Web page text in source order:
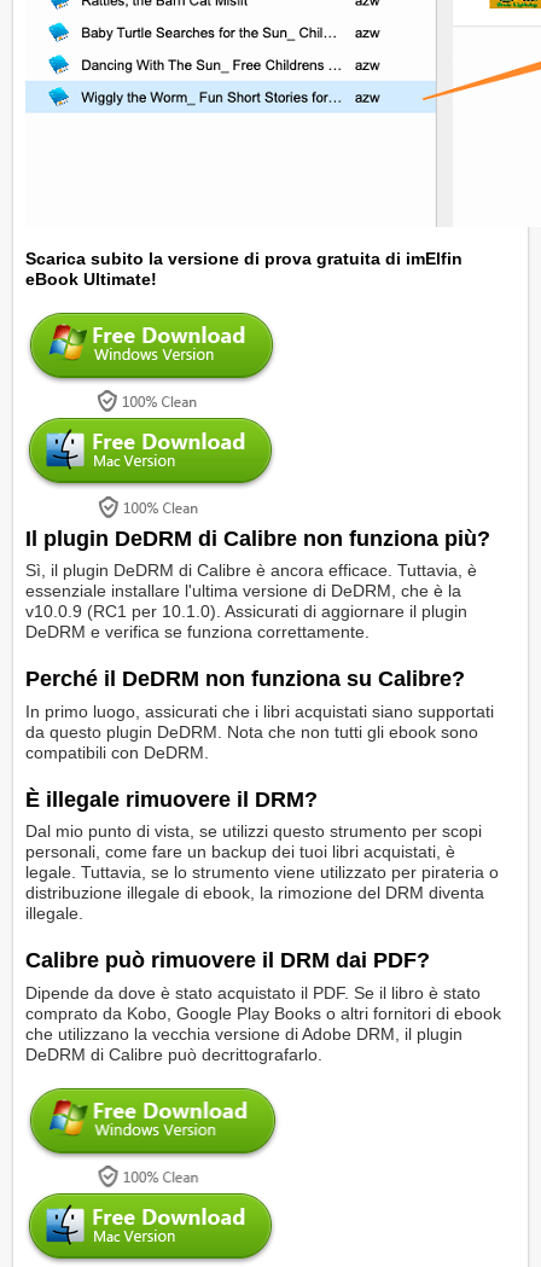
Scarica subito la versione di prova gratuita di imElfin
eBook Ultimate!
Il plugin DeDRM di Calibre non funziona più?
Sì, il plugin DeDRM di Calibre è ancora efficace. Tuttavia, è
essenziale installare l'ultima versione di DeDRM, che è la
v10.0.9 (RC1 per 10.1.0). Assicurati di aggiornare il plugin
DeDRM e verifica se funziona correttamente.
Perché il DeDRM non funziona su Calibre?
In primo luogo, assicurati che i libri acquistati siano supportati
da questo plugin DeDRM. Nota che non tutti gli ebook sono
compatibili con DeDRM.
È illegale rimuovere il DRM?
Dal mio punto di vista, se utilizzi questo strumento per scopi
personali, come fare un backup dei tuoi libri acquistati, è
legale. Tuttavia, se lo strumento viene utilizzato per pirateria o
distribuzione illegale di ebook, la rimozione del DRM diventa
illegale.
Calibre può rimuovere il DRM dai PDF?
Dipende da dove è stato acquistato il PDF. Se il libro è stato
comprato da Kobo, Google Play Books o altri fornitori di ebook
che utilizzano la vecchia versione di Adobe DRM, il plugin
DeDRM di Calibre può decrittografarlo.